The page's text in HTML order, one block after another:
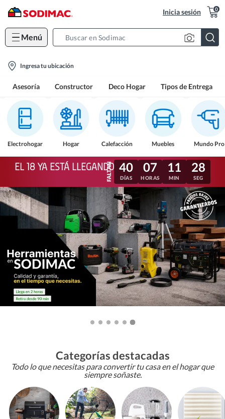
Inicia sesión 0
Menú
location-
Ingresa tu ubicación
Asesoría Constructor Deco Hogar Tipos de Entrega
Electrohogar Hogar Calefacción Muebles Mundo Pro
EL 18 YA ESTÁ LLEGANDO 40
DÍAS
07
HORAS
11
MIN
25
SEG
Categorías destacadas
Todo lo que necesitas para convertir tu casa en el hogar que
siempre soñaste.